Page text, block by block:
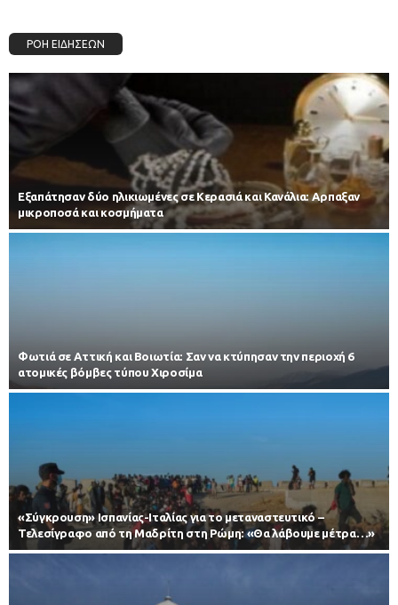
ΡΟΗ ΕΙΔΗΣΕΩΝ
Εξαπάτησαν δύο ηλικιωμένες σε Κερασιά και Κανάλια: Αρπαξαν
μικροποσά και κοσμήματα
Φωτιά σε Αττική και Βοιωτία: Σαν να κτύπησαν την περιοχή 6
ατομικές βόμβες τύπου Χιροσίμα
«Σύγκρουση» Ισπανίας-Ιταλίας για το μεταναστευτικό –
Τελεσίγραφο από τη Μαδρίτη στη Ρώμη: «Θα λάβουμε μέτρα…»